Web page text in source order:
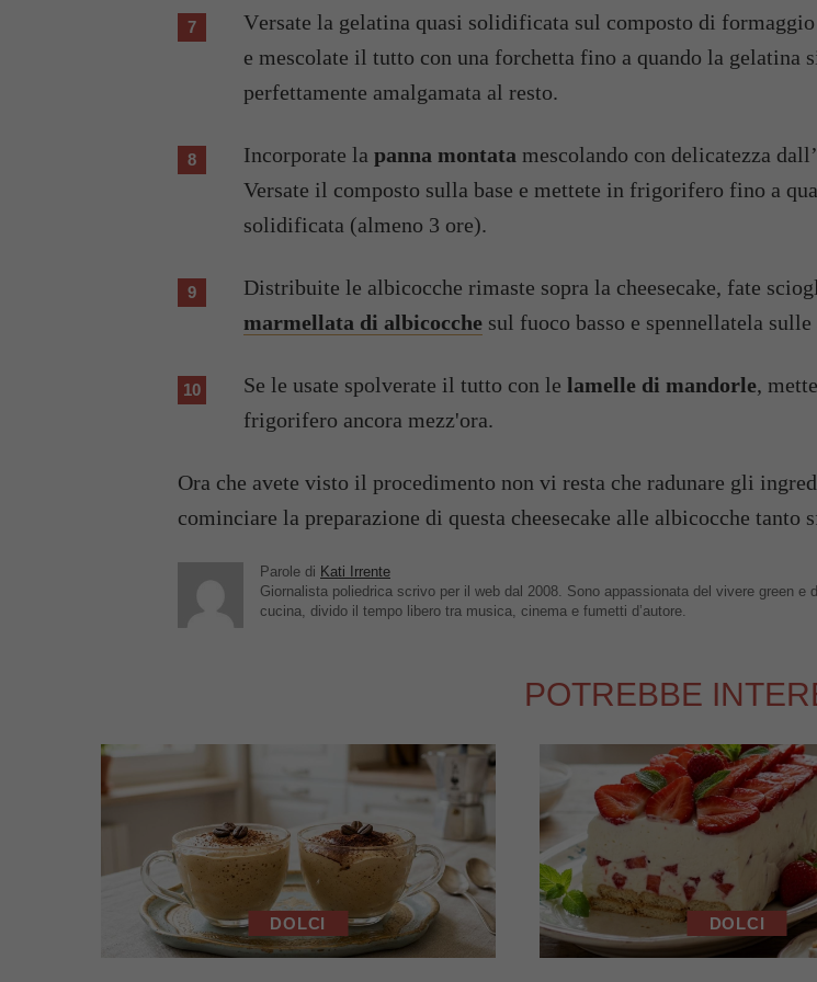
Versate la gelatina quasi solidificata sul composto di formaggio e albicocche
e mescolate il tutto con una forchetta fino a quando la gelatina
perfettamente amalgamata al resto.
Incorporate la panna montata mescolando con delicatezza
Versate il composto sulla base e mettete in frigorifero fino a
solidificata (almeno 3 ore).
Distribuite le albicocche rimaste sopra la cheesecake, fate
marmellata di albicocche sul fuoco basso e spennellatela sulle
Se le usate spolverate il tutto con le lamelle di mandorle,
frigorifero ancora mezz'ora.
Ora che avete visto il procedimento non vi resta che radunare gli
cominciare la preparazione di questa cheesecake alle albicocche tanto
Parole di Kati Irrente
Giornalista poliedrica scrivo per il web dal 2008. Sono appassionata del vivere green e
cucina, divido il tempo libero tra musica, cinema e fumetti d’autore.
POTREBBE
DOLCI DOLCI